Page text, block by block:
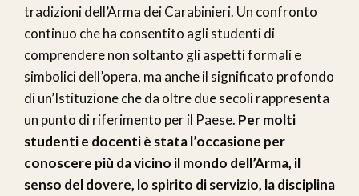
tradizioni dell’Arma dei Carabinieri. Un confronto
continuo che ha consentito agli studenti di
comprendere non soltanto gli aspetti formali e
simbolici dell’opera, ma anche il significato profondo
di un’Istituzione che da oltre due secoli rappresenta
un punto di riferimento per il Paese. Per molti
studenti e docenti è stata l’occasione per
conoscere più da vicino il mondo dell’Arma, il
senso del dovere, lo spirito di servizio, la disciplina